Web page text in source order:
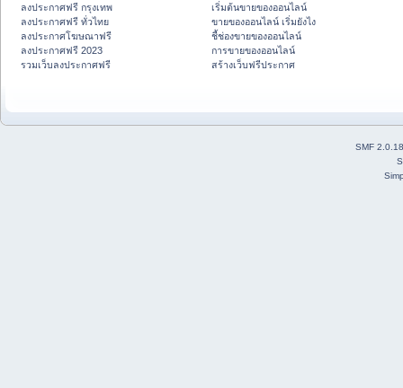
ลงประกาศฟรี กรุงเทพ
ลงประกาศฟรี ทั่วไทย
ลงประกาศโฆษณาฟรี
ลงประกาศฟรี 2023
รวมเว็บลงประกาศฟรี
เริ่มต้นขายของออนไลน์
ขายของออนไลน์ เริ่มยังไง
ชี้ช่องขายของออนไลน์
การขายของออนไลน์
สร้างเว็บฟรีประกาศ
SMF 2.0.18